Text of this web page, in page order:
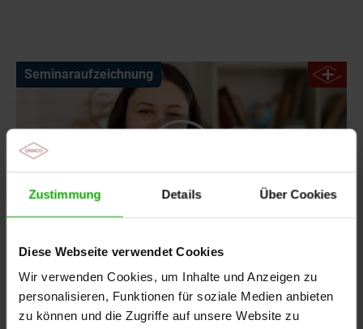
Zustimmung Details Über Cookies
Diese Webseite verwendet Cookies
Wir verwenden Cookies, um Inhalte und Anzeigen zu
personalisieren, Funktionen für soziale Medien anbieten
zu können und die Zugriffe auf unsere Website zu
Ein Beruf im Wandel: Fort- und
Weiterbildungsmöglichkeiten für MFA
Seminaraufzeichnung